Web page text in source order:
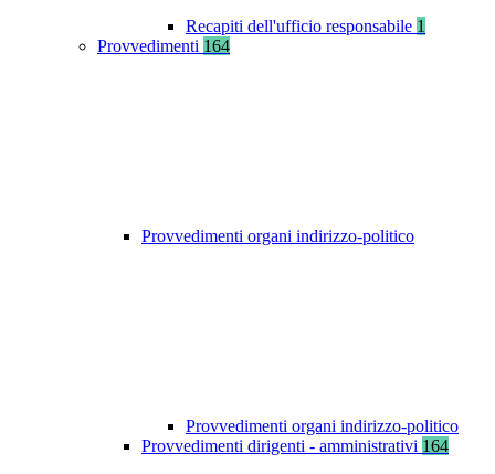
Recapiti dell'ufficio responsabile 1
Provvedimenti 164
Provvedimenti organi indirizzo-politico
Provvedimenti organi indirizzo-politico
Provvedimenti dirigenti - amministrativi 164